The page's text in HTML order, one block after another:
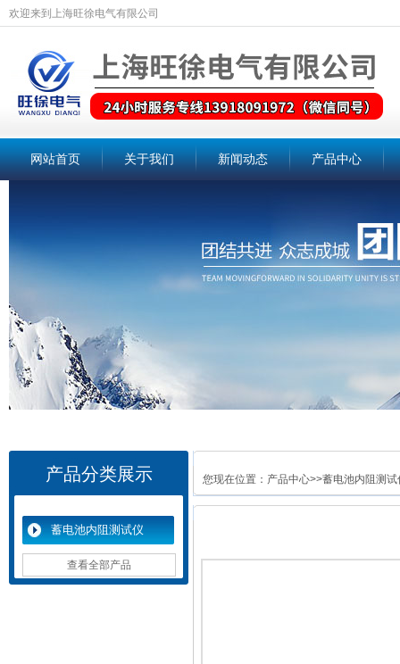
欢迎来到上海旺徐电气有限公司
网站首页 关于我们 新闻动态 产品中心
产品分类展示
蓄电池内阻测试仪
查看全部产品
您现在位置： 产品中心>>蓄电池内阻测试